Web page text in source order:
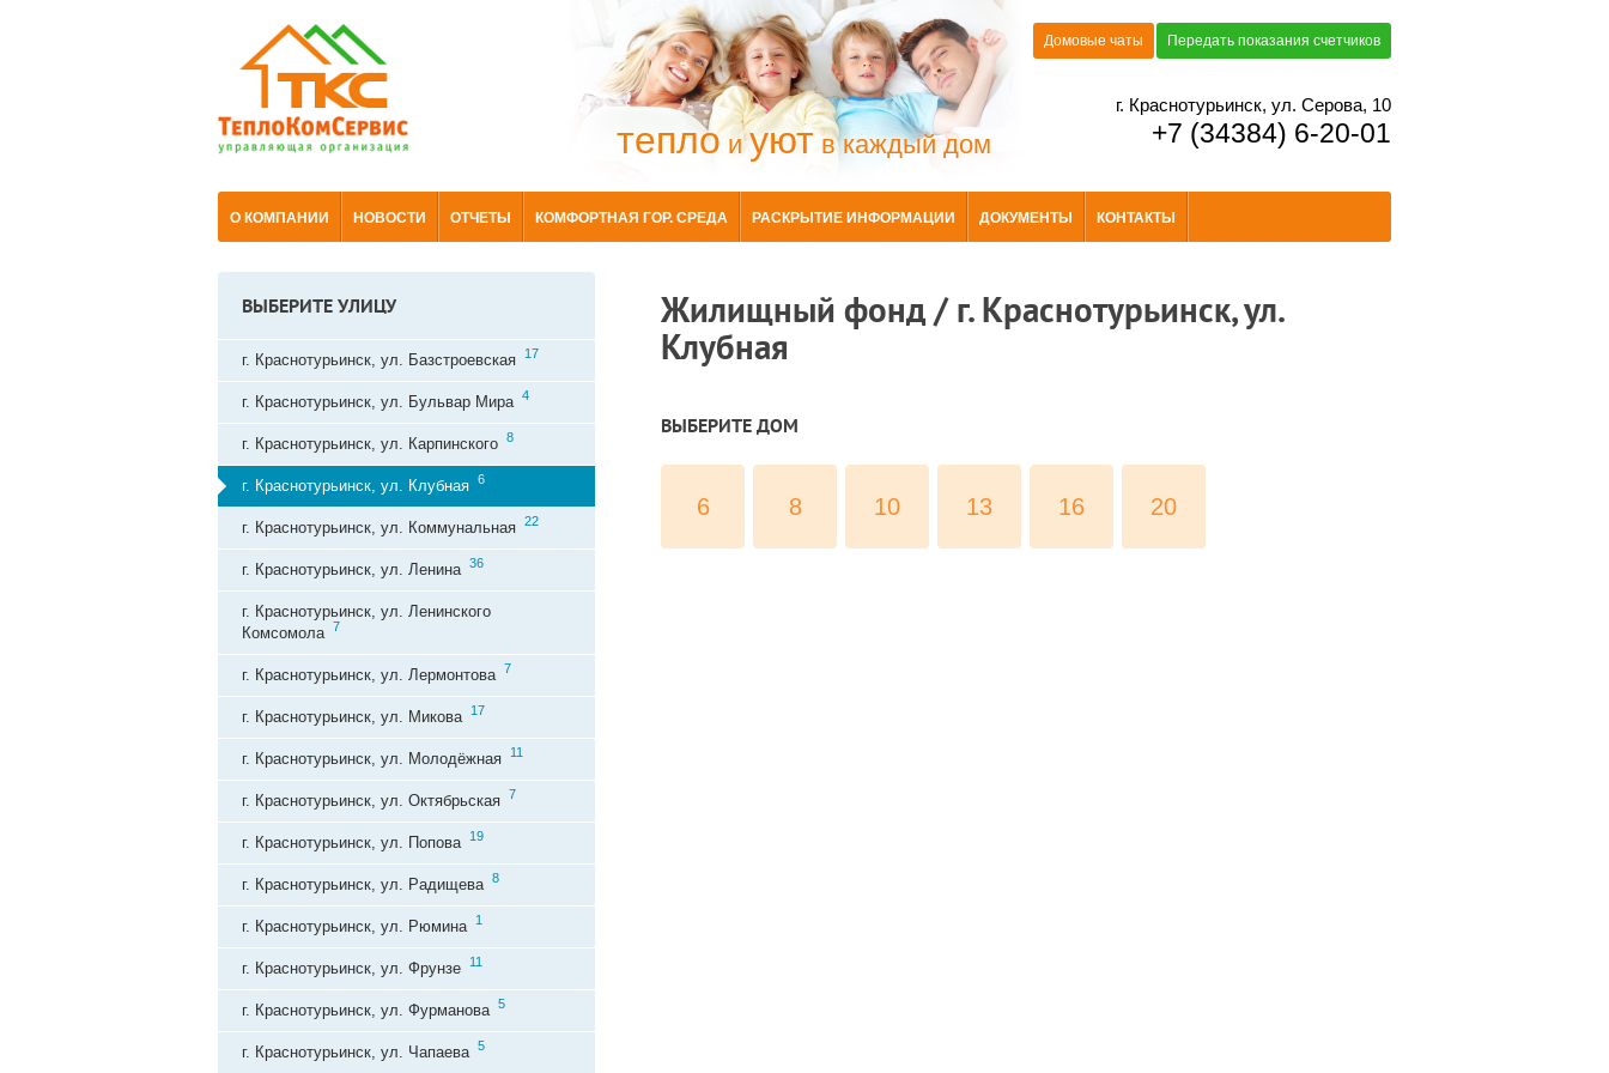
тепло иуютв каждый дом
Передать показания счетчиков
Домовые чаты
г. Краснотурьинск, ул. Серова, 10
+7 (34384) 6-20-01
О КОМПАНИИ НОВОСТИ ОТЧЕТЫ КОМФОРТНАЯ ГОР. СРЕДА РАСКРЫТИЕ ИНФОРМАЦИИ ДОКУМЕНТЫ КОНТАКТЫ
ВЫБЕРИТЕ УЛИЦУ
г. Краснотурьинск, ул. Базстроевская 17
г. Краснотурьинск, ул. Бульвар Мира 4
г. Краснотурьинск, ул. Карпинского 8
г. Краснотурьинск, ул. Клубная 6
г. Краснотурьинск, ул. Коммунальная 22
г. Краснотурьинск, ул. Ленина 36
г. Краснотурьинск, ул. Ленинского
Комсомола 7
г. Краснотурьинск, ул. Лермонтова 7
г. Краснотурьинск, ул. Микова 17
г. Краснотурьинск, ул. Молодёжная 11
г. Краснотурьинск, ул. Октябрьская 7
г. Краснотурьинск, ул. Попова 19
г. Краснотурьинск, ул. Радищева 8
г. Краснотурьинск, ул. Рюмина 1
г. Краснотурьинск, ул. Фрунзе 11
г. Краснотурьинск, ул. Фурманова 5
г. Краснотурьинск, ул. Чапаева 5
Жилищный фонд / г. Краснотурьинск, ул.
Клубная
ВЫБЕРИТЕ ДОМ
6 8 10 13 16 20